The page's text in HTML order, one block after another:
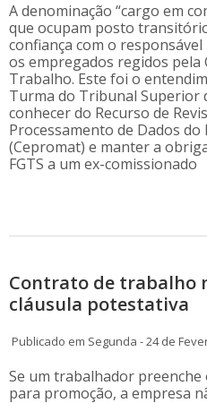
A denominação “cargo em
que ocupam posto
confiança com o
os empregados regidos pela
Trabalho. Este foi o
Turma do Tribunal Superior
conhecer do Recurso de
Processamento de Dados
(Cepromat) e manter a
FGTS a um ex-comissionado
Contrato de trabalho
cláusula potestativa
Publicado em Segunda - 24 de
Se um trabalhador
para promoção, a empresa